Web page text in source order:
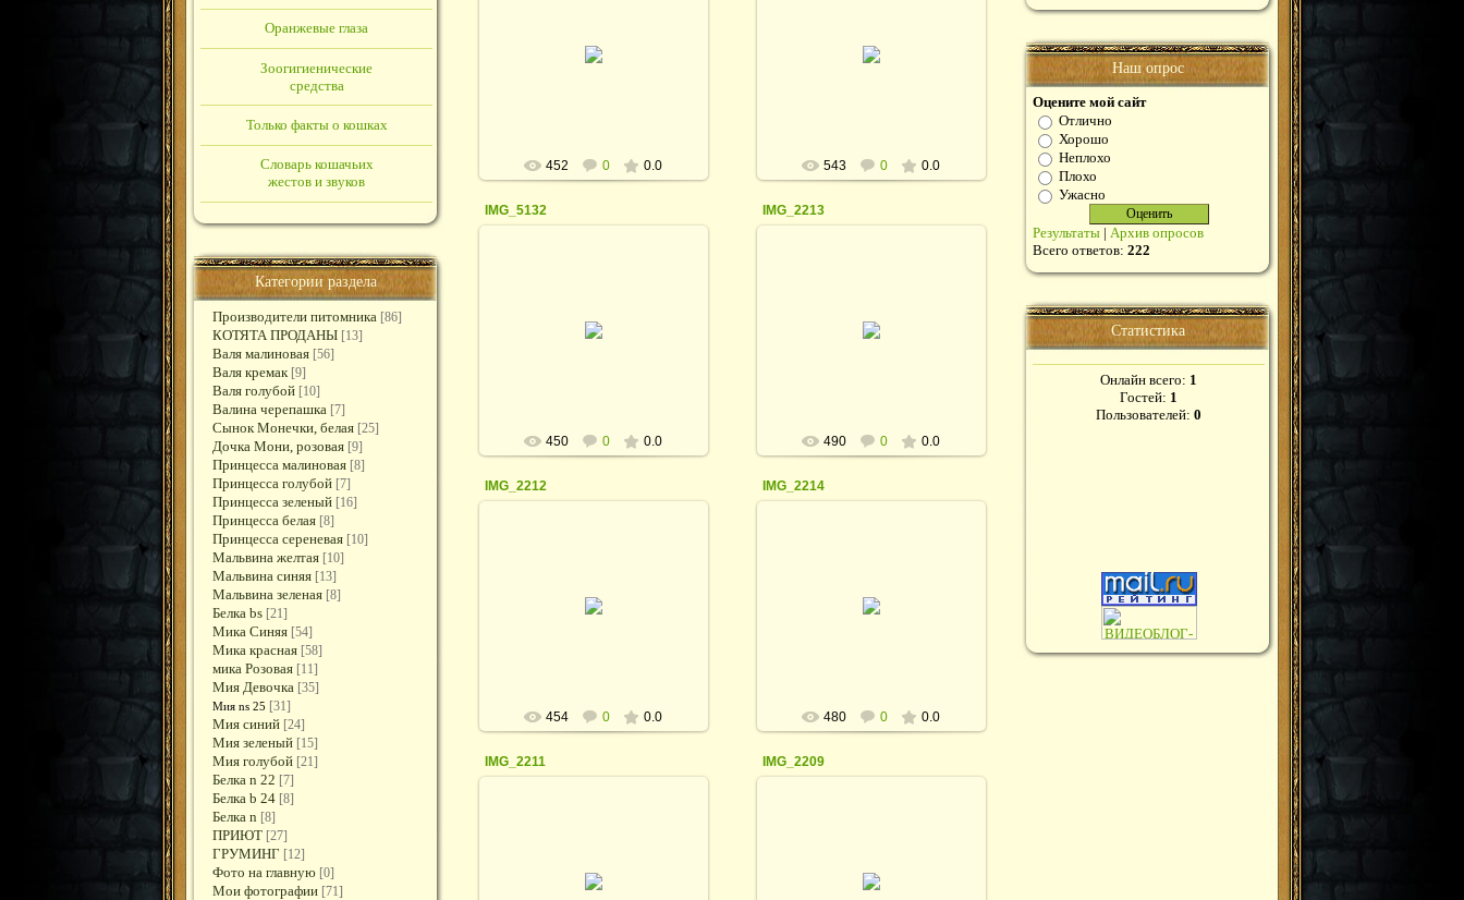
Оранжевые глаза
Зоогигиенические
средства
Только факты о кошках
Словарь кошачьих
жестов и звуков
Категории раздела
Производители питомника [86]
КОТЯТА ПРОДАНЫ [13]
Валя малиновая [56]
Валя кремак [9]
Валя голубой [10]
Валина черепашка [7]
Сынок Монечки, белая [25]
Дочка Мони, розовая [9]
Принцесса малиновая [8]
Принцесса голубой [7]
Принцесса зеленый [16]
Принцесса белая [8]
Принцесса сереневая [10]
Мальвина желтая [10]
Мальвина синяя [13]
Мальвина зеленая [8]
Белка bs [21]
Мика Синяя [54]
Мика красная [58]
мика Розовая [11]
Мия Девочка [35]
Мия ns 25 [31]
Мия синий [24]
Мия зеленый [15]
Мия голубой [21]
Белка n 22 [7]
Белка b 24 [8]
Белка n [8]
ПРИЮТ [27]
ГРУМИНГ [12]
Фото на главную [0]
Мои фотографии [71]
452 0 0.0 543 0 0.0
IMG_5132
450 0 0.0
IMG_2213
490 0 0.0
IMG_2212
454 0 0.0
IMG_2214
480 0 0.0
IMG_2211 IMG_2209
Наш опрос
Оцените мой сайт
Отлично
Хорошо
Неплохо
Плохо
Ужасно
Результаты | Архив опросов
Всего ответов: 222
Статистика
Онлайн всего: 1
Гостей: 1
Пользователей: 0